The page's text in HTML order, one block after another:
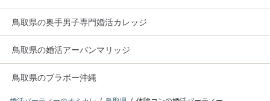
鳥取県の奥手男子専門婚活カレッジ
鳥取県の婚活アーバンマリッジ
鳥取県のブラボー沖縄